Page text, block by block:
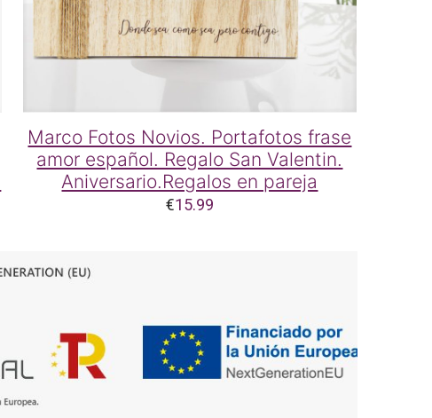
Marco Fotos Novios. Portafotos frase
amor español. Regalo San Valentin.
Aniversario.Regalos en pareja
€15.99